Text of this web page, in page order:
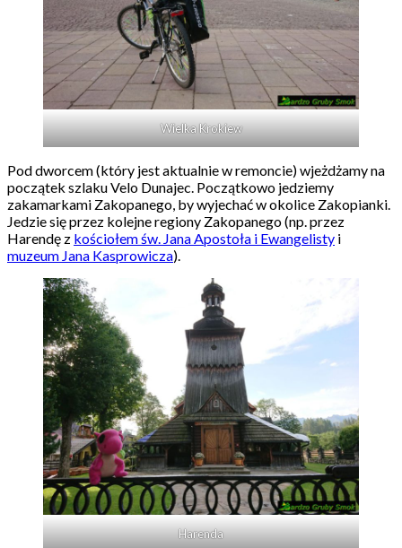
Wielka Krokiew
Pod dworcem (który jest aktualnie w remoncie) wjeżdżamy na
początek szlaku Velo Dunajec. Początkowo jedziemy
zakamarkami Zakopanego, by wyjechać w okolice Zakopianki.
Jedzie się przez kolejne regiony Zakopanego (np. przez
Harendę z kościołem św. Jana Apostoła i Ewangelisty i
muzeum Jana Kasprowicza).
Harenda